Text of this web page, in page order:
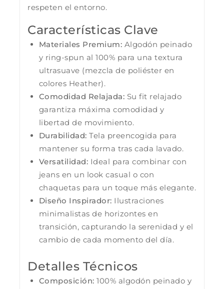
respeten el entorno.
Características Clave
Materiales Premium: Algodón peinado
y ring-spun al 100% para una textura
ultrasuave (mezcla de poliéster en
colores Heather).
Comodidad Relajada: Su fit relajado
garantiza máxima comodidad y
libertad de movimiento.
Durabilidad: Tela preencogida para
mantener su forma tras cada lavado.
Versatilidad: Ideal para combinar con
jeans en un look casual o con
chaquetas para un toque más elegante.
Diseño Inspirador: Ilustraciones
minimalistas de horizontes en
transición, capturando la serenidad y el
cambio de cada momento del día.
Detalles Técnicos
Composición: 100% algodón peinado y